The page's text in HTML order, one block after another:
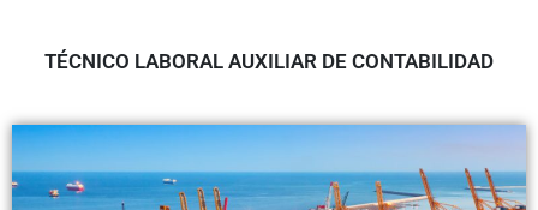
TÉCNICO LABORAL AUXILIAR DE CONTABILIDAD